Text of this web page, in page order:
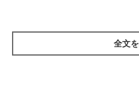
全文